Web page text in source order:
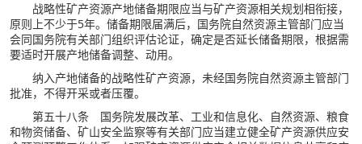
战略性矿产资源产地储备期限应当与矿产资源相关规划相衔接，
原则上不少于5年。储备期限届满后，国务院自然资源主管部门应当
会同国务院有关部门组织评估论证，确定是否延长储备期限，根据需
要适时开展产地储备调整、动用。
纳入产地储备的战略性矿产资源，未经国务院自然资源主管部门
批准，不得开采或者压覆。
第五十八条 国务院发展改革、工业和信息化、自然资源、粮食
和物资储备、矿山安全监察等有关部门应当建立健全矿产资源供应安